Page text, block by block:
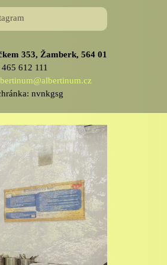
353, Žamberk, 564 01
612 111
nvnkgsg